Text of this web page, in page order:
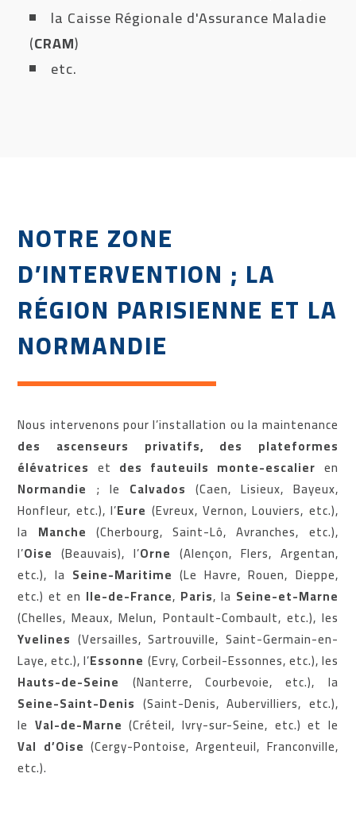
la Caisse Régionale d'Assurance Maladie
(CRAM)
etc.
NOTRE ZONE
D’INTERVENTION ; LA
RÉGION PARISIENNE ET LA
NORMANDIE
Nous intervenons pour l’installation ou la maintenance
des ascenseurs privatifs, des plateformes
élévatrices et des fauteuils monte-escalier en
Normandie ; le Calvados (Caen, Lisieux, Bayeux,
Honfleur, etc.), l’Eure (Evreux, Vernon, Louviers, etc.),
la Manche (Cherbourg, Saint-Lô, Avranches, etc.),
l’Oise (Beauvais), l’Orne (Alençon, Flers, Argentan,
etc.), la Seine-Maritime (Le Havre, Rouen, Dieppe,
etc.) et en Ile-de-France, Paris, la Seine-et-Marne
(Chelles, Meaux, Melun, Pontault-Combault, etc.), les
Yvelines (Versailles, Sartrouville, Saint-Germain-en-
Laye, etc.), l’Essonne (Evry, Corbeil-Essonnes, etc.), les
Hauts-de-Seine (Nanterre, Courbevoie, etc.), la
Seine-Saint-Denis (Saint-Denis, Aubervilliers, etc.),
le Val-de-Marne (Créteil, Ivry-sur-Seine, etc.) et le
Val d’Oise (Cergy-Pontoise, Argenteuil, Franconville,
etc.).